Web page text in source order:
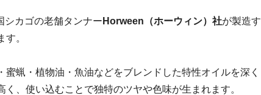
シカゴの老舗タンナー Horween（ホーウィン）社が製造す
。
蝋・植物油・魚油などをブレンドした特性オイルを深く
、使い込むことで独特のツヤや色味が生まれます。